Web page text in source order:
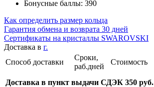
Бонусные баллы: 390
Как определить размер кольца
Гарантия обмена и возврата 30 дней
Сертификаты на кристаллы SWAROVSKI
Доставка в г.
Способ доставки
Сроки,
раб.дней
Стоимость
Доставка в пункт выдачи СДЭК 350 руб.